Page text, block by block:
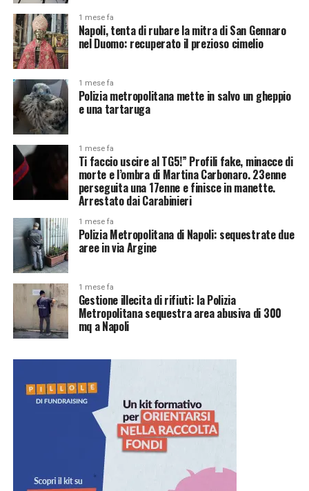
1 mese fa
Napoli, tenta di rubare la mitra di San Gennaro
nel Duomo: recuperato il prezioso cimelio
1 mese fa
Polizia metropolitana mette in salvo un gheppio
e una tartaruga
1 mese fa
Ti faccio uscire al TG5!” Profili fake, minacce di
morte e l’ombra di Martina Carbonaro. 23enne
perseguita una 17enne e finisce in manette.
Arrestato dai Carabinieri
1 mese fa
Polizia Metropolitana di Napoli: sequestrate due
aree in via Argine
1 mese fa
Gestione illecita di rifiuti: la Polizia
Metropolitana sequestra area abusiva di 300
mq a Napoli